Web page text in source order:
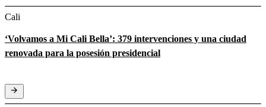
Cali
‘Volvamos a Mi Cali Bella’: 379 intervenciones y una ciudad
renovada para la posesión presidencial